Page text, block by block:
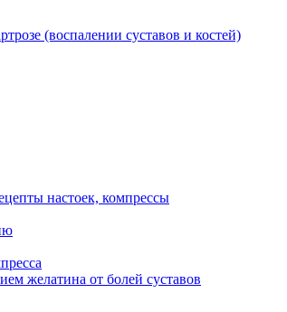
(воспалении суставов и костей)
настоек, компрессы
желатина от болей суставов